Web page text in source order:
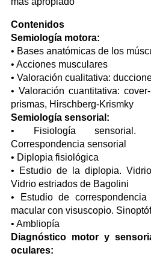
Contenidos
Semiología motora:
• Bases anatómicas de los
• Acciones musculares
• Valoración cualitativa:
• Valoración cuantitativa:
prismas, Hirschberg-Krismky
Semiología sensorial:
• Fisiología sensorial.
Correspondencia sensorial
• Diplopia fisiológica
• Estudio de la diplopia.
Vidrio estriados de Bagolini
• Estudio de
macular con visuscopio.
• Ambliopía
Diagnóstico motor y
oculares: